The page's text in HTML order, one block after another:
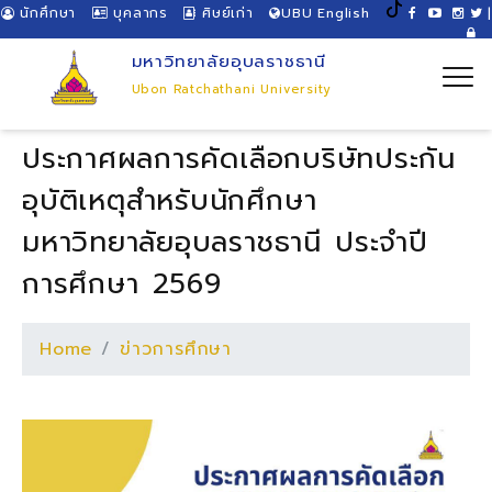
นักศึกษา บุคลากร ศิษย์เก่า UBU English |
มหาวิทยาลัยอุบลราชธานี
Ubon Ratchathani University
ประกาศผลการคัดเลือกบริษัทประกัน
อุบัติเหตุสำหรับนักศึกษา
มหาวิทยาลัยอุบลราชธานี ประจำปี
การศึกษา 2569
Home ข่าวการศึกษา